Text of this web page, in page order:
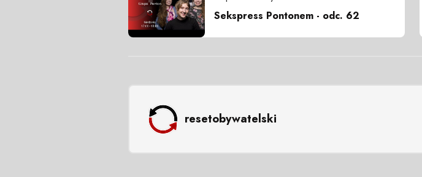
Sekspress Pontonem - odc. 62
resetobywatelski